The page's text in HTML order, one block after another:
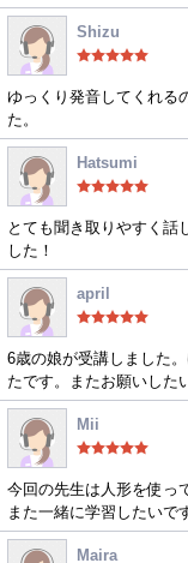
Shizu
ゆっくり発音してくれる
た。
Hatsumi
とても聞き取りやすく話
した！
april
6歳の娘が受講しました
たです。またお願いした
Mii
今回の先生は人形を使っ
また一緒に学習したいで
Maira